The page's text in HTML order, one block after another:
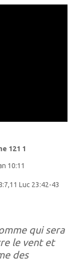
121 1
10:11
Luc 23:42-43
qui sera
le vent et
des